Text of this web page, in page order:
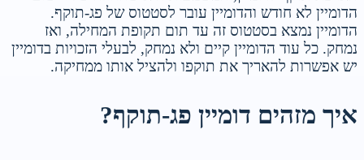
הדומיין לא חודש והדומיין עובר לסטטוס של פג-תוקף.
הדומיין נמצא בסטטוס זה עד תום תקופת המחילה, ואז
נמחק. כל עוד הדומיין קיים ולא נמחק, לבעלי הזכויות בדומיין
יש אפשרות להאריך את תוקפו ולהציל אותו ממחיקה.
איך מזהים דומיין פג-תוקף?